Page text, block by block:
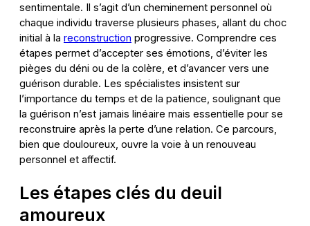
sentimentale. Il s’agit d’un cheminement personnel où
chaque individu traverse plusieurs phases, allant du choc
initial à la reconstruction progressive. Comprendre ces
étapes permet d’accepter ses émotions, d’éviter les
pièges du déni ou de la colère, et d’avancer vers une
guérison durable. Les spécialistes insistent sur
l’importance du temps et de la patience, soulignant que
la guérison n’est jamais linéaire mais essentielle pour se
reconstruire après la perte d’une relation. Ce parcours,
bien que douloureux, ouvre la voie à un renouveau
personnel et affectif.
Les étapes clés du deuil
amoureux